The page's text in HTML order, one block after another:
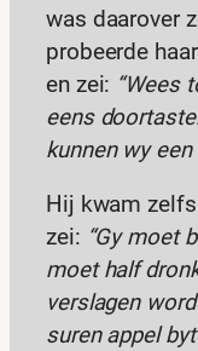
was daarover
probeerde
en zei: “Wees
eens
kunnen wy een
Hij kwam
zei: “Gy moet
moet half
verslagen
suren appel